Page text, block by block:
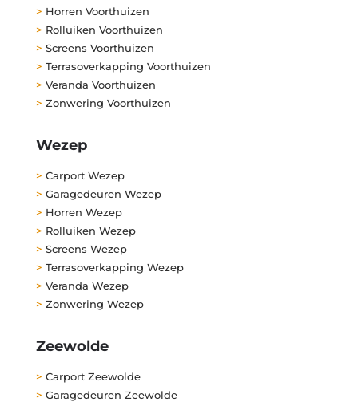
> Horren Voorthuizen
> Rolluiken Voorthuizen
> Screens Voorthuizen
> Terrasoverkapping Voorthuizen
> Veranda Voorthuizen
> Zonwering Voorthuizen
Wezep
> Carport Wezep
> Garagedeuren Wezep
> Horren Wezep
> Rolluiken Wezep
> Screens Wezep
> Terrasoverkapping Wezep
> Veranda Wezep
> Zonwering Wezep
Zeewolde
> Carport Zeewolde
> Garagedeuren Zeewolde